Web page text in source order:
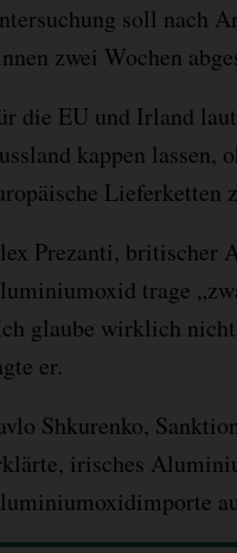
soll nach
zwei Wochen
die EU und Irland
kappen lassen,
Lieferketten
Prezanti, britischer
trage
glaube wirklich
er.
Shkurenko,
irisches